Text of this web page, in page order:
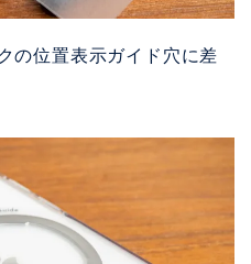
の位置表示ガイド穴に差